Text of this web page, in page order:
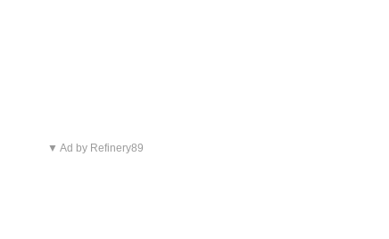
▼ Ad by Refinery89